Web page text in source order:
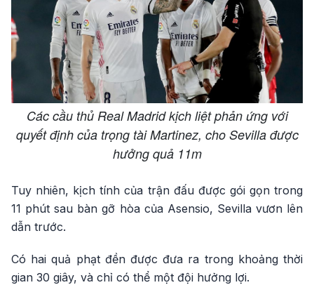
Các cầu thủ Real Madrid kịch liệt phản ứng với
quyết định của trọng tài Martinez, cho Sevilla được
hưởng quả 11m
Tuy nhiên, kịch tính của trận đấu được gói gọn trong
11 phút sau bàn gỡ hòa của Asensio, Sevilla vươn lên
dẫn trước.
Có hai quả phạt đền được đưa ra trong khoảng thời
gian 30 giây, và chỉ có thể một đội hưởng lợi.